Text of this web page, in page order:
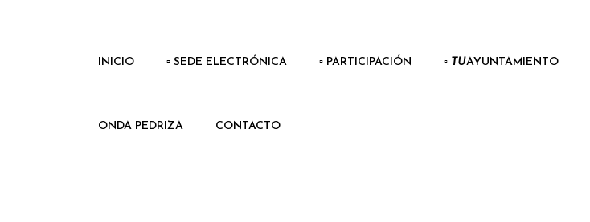
INICIO ▫️ SEDE ELECTRÓNICA ▫️ PARTICIPACIÓN ▫️ TUAYUNTAMIENTO
ONDA PEDRIZA CONTACTO